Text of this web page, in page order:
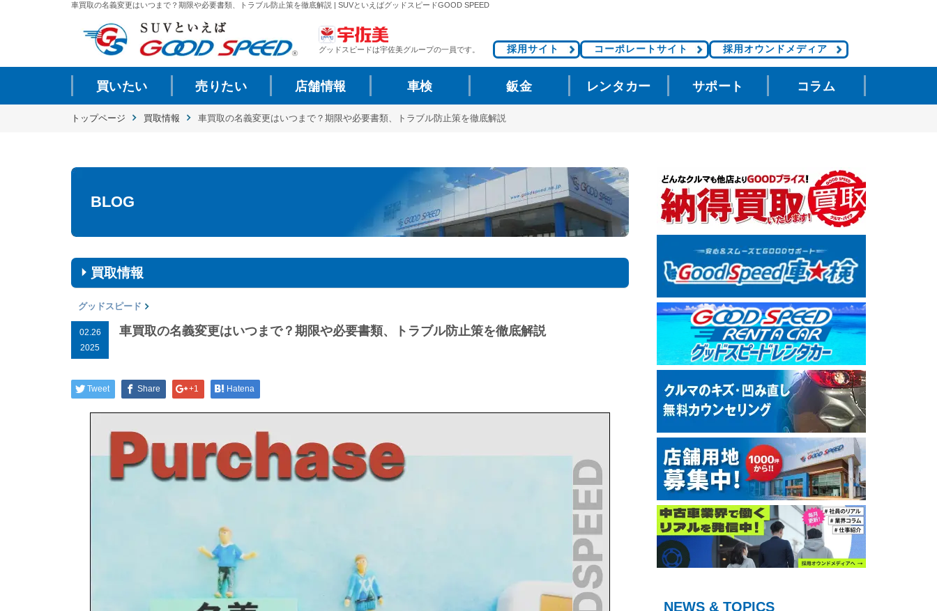
車買取の名義変更はいつまで？期限や必要書類、トラブル防止策を徹底解説 | SUVといえばグッドスピードGOOD SPEED
グッドスピードは宇佐美グループの一員です。 採用サイト コーポレートサイト 採用オウンドメディア
買いたい 売りたい 店舗情報 車検 鈑金 レンタカー サポート コラム
トップページ 買取情報 車買取の名義変更はいつまで？期限や必要書類、トラブル防止策を徹底解説
BLOG
買取情報
グッドスピード
02.26
2025
車買取の名義変更はいつまで？期限や必要書類、トラブル防止策を徹底解説
Tweet Share +1 Hatena
NEWS & TOPICS